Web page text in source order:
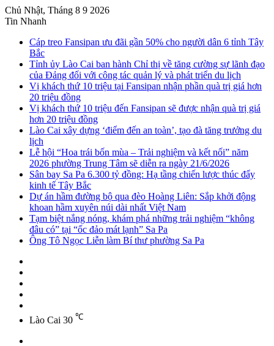
Chủ Nhật, Tháng 8 9 2026
Tin Nhanh
Cáp treo Fansipan ưu đãi gần 50% cho người dân 6 tỉnh Tây
Bắc
Tỉnh ủy Lào Cai ban hành Chỉ thị về tăng cường sự lãnh đạo
của Đảng đối với công tác quản lý và phát triển du lịch
Vị khách thứ 10 triệu tại Fansipan nhận phần quà trị giá hơn
20 triệu đồng
Vị khách thứ 10 triệu đến Fansipan sẽ được nhận quà trị giá
hơn 20 triệu đồng
Lào Cai xây dựng ‘điểm đến an toàn’, tạo đà tăng trưởng du
lịch
Lễ hội “Hoa trái bốn mùa – Trải nghiệm và kết nối” năm
2026 phường Trung Tâm sẽ diễn ra ngày 21/6/2026
Sân bay Sa Pa 6.300 tỷ đồng: Hạ tầng chiến lược thúc đẩy
kinh tế Tây Bắc
Dự án hầm đường bộ qua đèo Hoàng Liên: Sắp khởi động
khoan hầm xuyên núi dài nhất Việt Nam
Tạm biệt nắng nóng, khám phá những trải nghiệm “không
đâu có” tại “ốc đảo mát lạnh” Sa Pa
Ông Tô Ngọc Liễn làm Bí thư phường Sa Pa
Lào Cai 30 ℃